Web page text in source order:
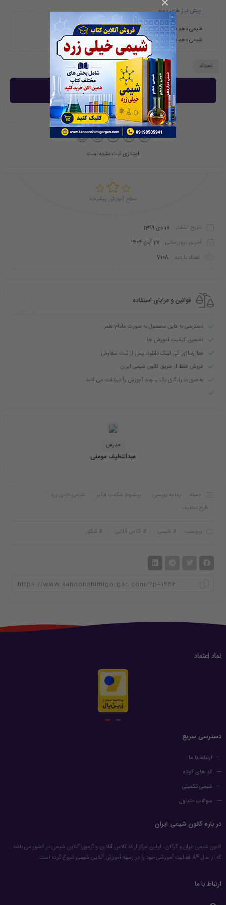
شیمی دهم بخش اول
شیمی دهم بخش دوم
تعداد
خرید و دانلود
امتیازی ثبت نشده است
سطح آموزش پیشرفته
تاریخ انتشار: 17 دی 1399
آخرین بروزرسانی: 27 آبان 1404
تعداد بازدید: 7108
قوانین و مزایای استفاده
دسترسی به فایل محصول به صورت مادام‌العمر
تضمین کیفیت آموزش ها
فعال‌سازی آنی لینک دانلود، پس از ثبت سفارش
فروش فقط از طریق کانون شیمی ایران
به صورت رایگان یک یا چند آموزش را دریافت می کنید.
مدرس
عبداللطیف مومنی
دسته: برنامه نویسی پیشنهاد شگفت انگیز
شیمی خیلی زرد
طرح تخفیف
برچسب: شیمی کلاس آنلاین کنکور
نماد اعتماد
دسترسی سریع
ارتباط با ما
کد های کوتاه
شیمی تکمیلی
سوالات متداول
در باره کانون شیمی ایران
کانون شیمی ایران و گرگان ، اولین مرکز ارائه کلاس آنلاین و آزمون آنلاین شیمی در کشور می باشد .
که از سال 84 فعالیت آموزشی خود را در زمینه آموزش آنلاین شیمی شروع کرده است .
ارتباط با ما